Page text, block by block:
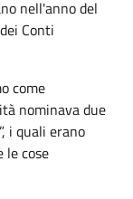
nell'anno del
Conti
come
nominava due
i quali erano
le cose